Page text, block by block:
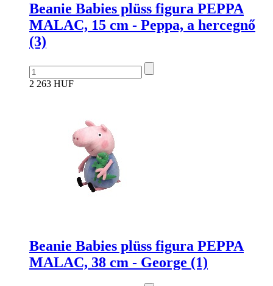
Beanie Babies plüss figura PEPPA
MALAC, 15 cm - Peppa, a hercegnő
(3)
2 263 HUF
Beanie Babies plüss figura PEPPA
MALAC, 38 cm - George (1)